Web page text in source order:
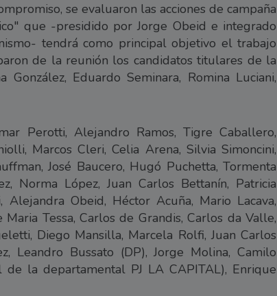
se evaluaron las acciones de campaña
que -presidido por Jorge Obeid e integrado
tendrá como principal objetivo el trabajo
de la reunión los candidatos titulares de la
Eduardo Seminara, Romina Luciani,
Perotti, Alejandro Ramos, Tigre Caballero,
Marcos Cleri, Celia Arena, Silvia Simoncini,
José Baucero, Hugó Puchetta, Tormenta
Norma López, Juan Carlos Bettanín, Patricia
Obeid, Héctor Acuña, Mario Lacava,
Tessa, Carlos de Grandis, Carlos da Valle,
Diego Mansilla, Marcela Rolfi, Juan Carlos
Leandro Bussato (DP), Jorge Molina, Camilo
de la departamental PJ LA CAPITAL), Enrique